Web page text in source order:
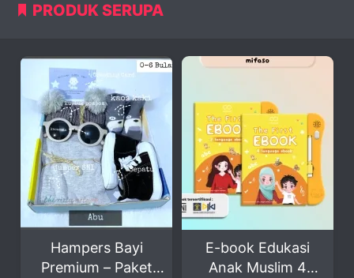
PRODUK SERUPA
Paket
E-book Edukasi
Anak Muslim 4
Set Hadiah
Imut dan